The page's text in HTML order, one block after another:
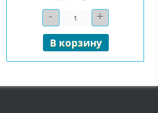
- Количество+
В корзину